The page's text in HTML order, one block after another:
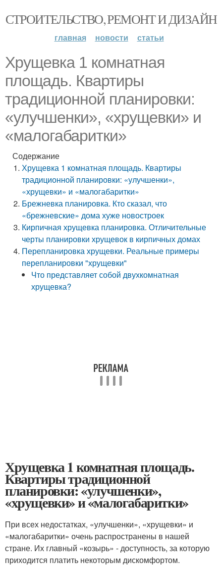
СТРОИТЕЛЬСТВО, РЕМОНТ И ДИЗАЙН
главная новости статьи
Хрущевка 1 комнатная
площадь. Квартиры
традиционной планировки:
«улучшенки», «хрущевки» и
«малогабаритки»
Содержание
Хрущевка 1 комнатная площадь. Квартиры
традиционной планировки: «улучшенки»,
«хрущевки» и «малогабаритки»
Брежневка планировка. Кто сказал, что
«брежневские» дома хуже новостроек
Кирпичная хрущевка планировка. Отличительные
черты планировки хрущевок в кирпичных домах
Перепланировка хрущевки. Реальные примеры
перепланировки "хрущевки"
Что представляет собой двухкомнатная
хрущевка?
Хрущевка 1 комнатная площадь.
Квартиры традиционной
планировки: «улучшенки»,
«хрущевки» и «малогабаритки»
При всех недостатках, «улучшенки», «хрущевки» и
«малогабаритки» очень распространены в нашей
стране. Их главный «козырь» - доступность, за которую
приходится платить некоторым дискомфортом.